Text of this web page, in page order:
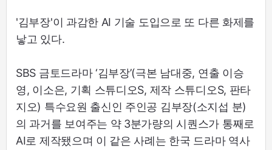
'김부장'이 과감한 AI 기술 도입으로 또 다른 화제를
낳고 있다.
SBS 금토드라마 ‘김부장’(극본 남대중, 연출 이승
영, 이소은, 기획 스튜디오S, 제작 스튜디오S, 판타
지오) 특수요원 출신인 주인공 김부장(소지섭 분)
의 과거를 보여주는 약 3분가량의 시퀀스가 통째로
AI로 제작됐으며 이 같은 사례는 한국 드라마 역사